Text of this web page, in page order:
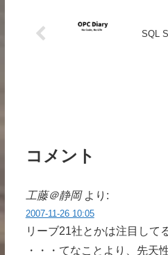
SQL
コメント
工藤＠静岡 より:
2007-11-26 10:05
リーブ21社とかは注目して
・・・てなことより、先天